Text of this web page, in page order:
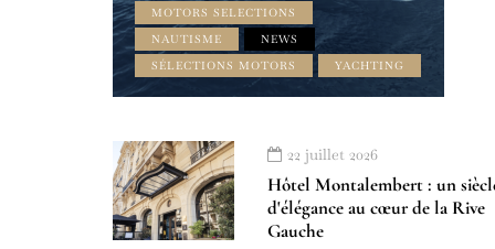
MOTORS SELECTIONS
NAUTISME
NEWS
SÉLECTIONS MOTORS
YACHTING
22 juillet 2026
Hôtel Montalembert : un
d'élégance au cœur de la Rive
Gauche
À LA UNE